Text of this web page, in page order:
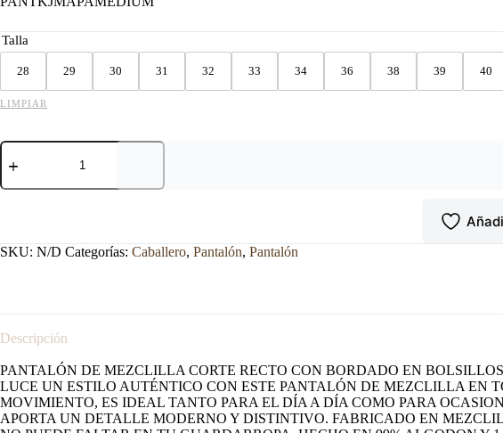
Talla
28 29 30 31 32 33 34 36 38 39 40
LIMPIAR
PANTALON
KAJM
APPALOOSA
SKU: N/D Categorías: Caballero, Pantalón, Pantalón
Descripción
PANTALÓN DE MEZCLILLA CORTE RECTO CON BORDADO EN BOLSILLOS
LUCE UN ESTILO AUTÉNTICO CON ESTE PANTALÓN DE MEZCLILLA EN
MOVIMIENTO, ES IDEAL TANTO PARA EL DÍA A DÍA COMO PARA
APORTA UN DETALLE MODERNO Y DISTINTIVO. FABRICADO EN